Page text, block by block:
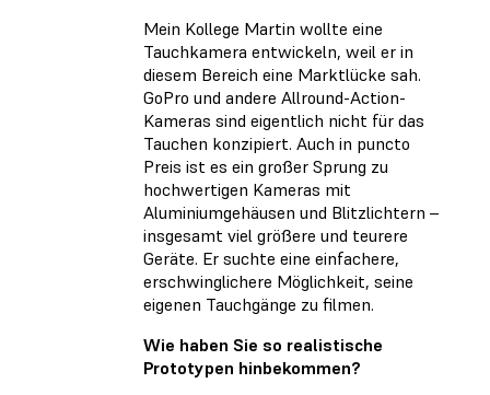
Mein Kollege Martin wollte eine
Tauchkamera entwickeln, weil er in
diesem Bereich eine Marktlücke sah.
GoPro und andere Allround-Action-
Kameras sind eigentlich nicht für das
Tauchen konzipiert. Auch in puncto
Preis ist es ein großer Sprung zu
hochwertigen Kameras mit
Aluminiumgehäusen und Blitzlichtern –
insgesamt viel größere und teurere
Geräte. Er suchte eine einfachere,
erschwinglichere Möglichkeit, seine
eigenen Tauchgänge zu filmen.
Wie haben Sie so realistische
Prototypen hinbekommen?